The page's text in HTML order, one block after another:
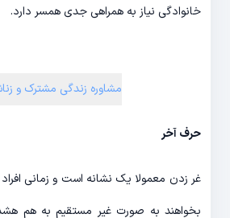
خانوادگی نیاز به همراهی جدی همسر دارد.
مشاوره زندگی مشترک و
حرف آخر
غر زدن معمولا یک نشانه است و زمانی افراد
بخواهند به صورت غیر مستقیم به هم